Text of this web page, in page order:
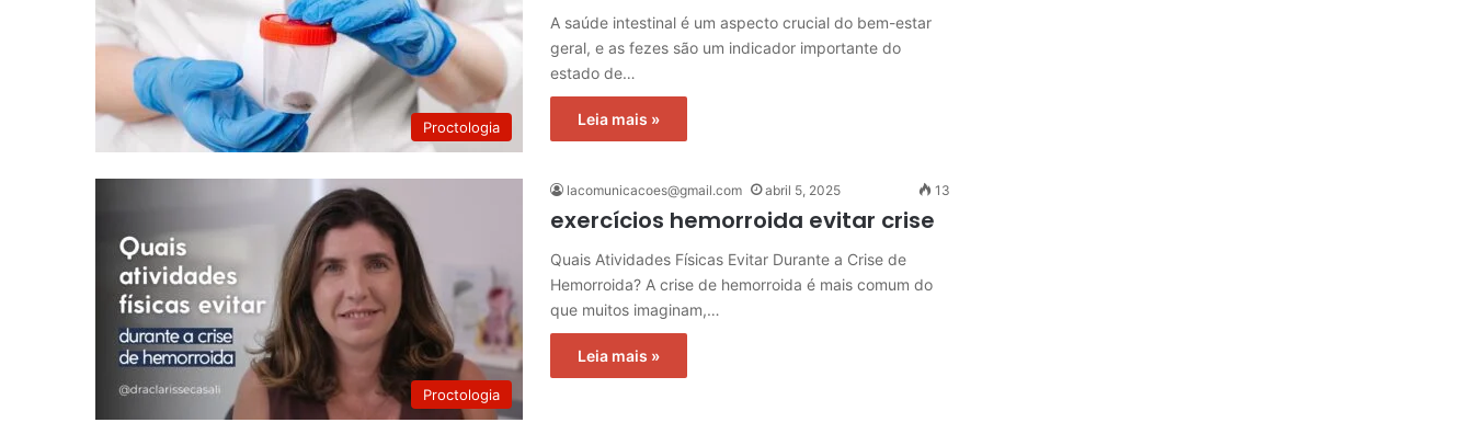
Proctologia
A saúde intestinal é um aspecto crucial do bem-estar
geral, e as fezes são um indicador importante do
estado de…
Leia mais »
Proctologia
lacomunicacoes@gmail.com abril 5, 2025 13
exercícios hemorroida evitar crise
Quais Atividades Físicas Evitar Durante a Crise de
Hemorroida? A crise de hemorroida é mais comum do
que muitos imaginam,…
Leia mais »